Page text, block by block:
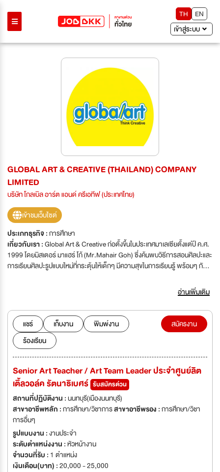
TH
EN
เข้าสู่ระบบ
GLOBAL ART & CREATIVE (THAILAND) COMPANY
LIMITED
บริษัท โกลเบิล อาร์ต แอนด์ ครีเอทีฟ (ประเทศไทย)
เข้าชมเว็บไซต์
ประเภทธุรกิจ :การศึกษา
เกี่ยวกับเรา :Global Art & Creative ก่อตั้งขึ้นในประเทศมาเลเซียตั้งแต่ปี ค.ศ.
1999 โดยมิสเตอร์ มาแฮร์ โก้ (Mr.Mahair Goh) ซึ่งค้นพบวิธีการสอนศิลปะและ
การเรียนศิลปะรูปแบบใหม่ที่กระตุ้นให้เด็กๆ มีความสุขในการเรียนรู้ พร้อมๆ กับ
ศูนย์ Global Art กว่า 200 ศูนย์ในประเทศมาเลเซีย รวมทั้งได้รับจากรับรองจาก
Limkokwing University College of Creative Technology มหาวิทยาลัย
ด้านศิลปะและการออกแบบ ที่มีชื่อเสียงของประเทศมาเลเซีย และได้รับการยอมรับ
ในกว่า 23 ประเทศทั่วโลก ได้แก่ Malaysia Thailand Laos Canada
Myanmar Brunei Indonesia USA Philippines Taiwan Saudi
Arabic Australia Timor leate United Arab Emirates Morocco Sri
Lankka India Vietnam Singapore Hong Kong China New
Zealand และ Cambodia สำหรับบริษัท โกลเบิล อาร์ต แอนด์ ครีเอทีฟ
(ประเทศไทย) จำกัด ก่อตั้งขึ้นในปี 2004 เป็นหนึ่งในบริษัทในเครือ Learn
Balance Group ที่เริ่มต้นจากโรงเรียนกวดวิชาภาษาอังกฤษ Enconcept และ
ตลอดระยะเวลาที่ผ่านมา Global Art & Creative เป็นที่รู้จักและได้รับความไว้
วางใจกว่า 50 สาขาทั่วประเทศ
อ่านเพิ่มเติม
แชร์ เก็บงาน
พิมพ์งาน
ร้องเรียน
สมัครงาน
Senior Art Teacher / Art Team Leader ประจำศูนย์ลิต
เติ้ลวอล์ค รัตนาธิเบศร์ รับสมัครด่วน
สถานที่ปฏิบัติงาน :นนทบุรี(เมืองนนทบุรี)
สาขาอาชีพหลัก :การศึกษา/วิชาการสาขาอาชีพรอง :การศึกษา/วิชา
การอื่นๆ
รูปแบบงาน :งานประจำ
ระดับตำแหน่งงาน :หัวหน้างาน
จำนวนที่รับ : 1 ตำแหน่ง
เงินเดือน(บาท) :20,000 - 25,000